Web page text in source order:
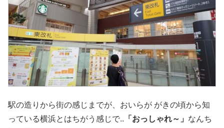
駅の造りから街の感じまでが、おいらが がきの頃から知
っている横浜とはちがう感じで.. 「おっしゃれ～」 なんち